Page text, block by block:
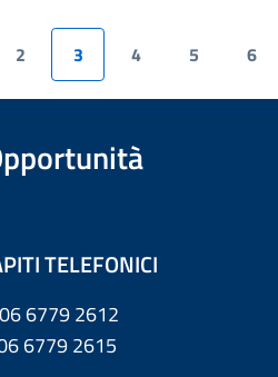
2 3 4 5 6
TELEFONICI
6779 2612
2615